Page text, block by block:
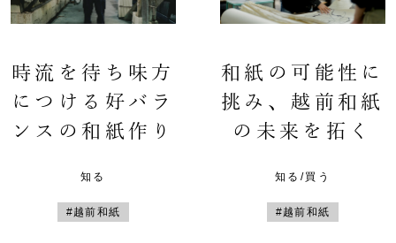
時流を待ち味方
につける好バラ
ンスの和紙作り
知る
#越前和紙
和紙の可能性に
挑み、越前和紙
の未来を拓く
知る/買う
#越前和紙